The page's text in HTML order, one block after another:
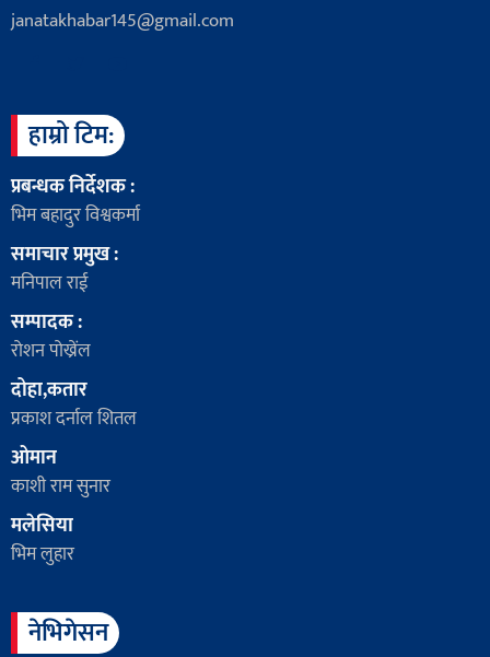
janatakhabar145@gmail.com
हाम्रो टिम:
प्रबन्धक निर्देशक :
भिम बहादुर विश्वकर्मा
समाचार प्रमुख :
मनिपाल राई
सम्पादक :
रोशन पोख्रेंल
दोहा,कतार
प्रकाश दर्नाल शितल
ओमान
काशी राम सुनार
मलेसिया
भिम लुहार
नेभिगेसन